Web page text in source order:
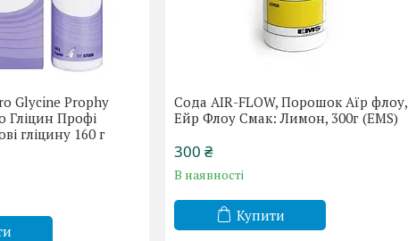
Glycine Prophy
Гліцин Профі
гліцину 160 г
Сода AIR-FLOW, Порошок Аїр флоу,
Ейр Флоу Смак: Лимон, 300г (EMS)
300 ₴
В наявності
Купити